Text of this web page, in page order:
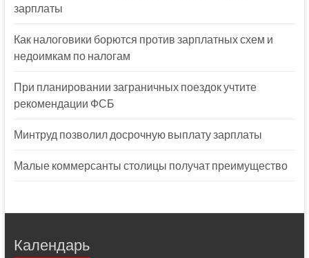
зарплаты
Как налоговики борются против зарплатных схем и
недоимкам по налогам
При планировании заграничных поездок учтите
рекомендации ФСБ
Минтруд позволил досрочную выплату зарплаты
Малые коммерсанты столицы получат преимущество
Календарь